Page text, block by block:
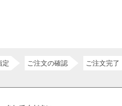
定 ご注文の確認 ご注文完了